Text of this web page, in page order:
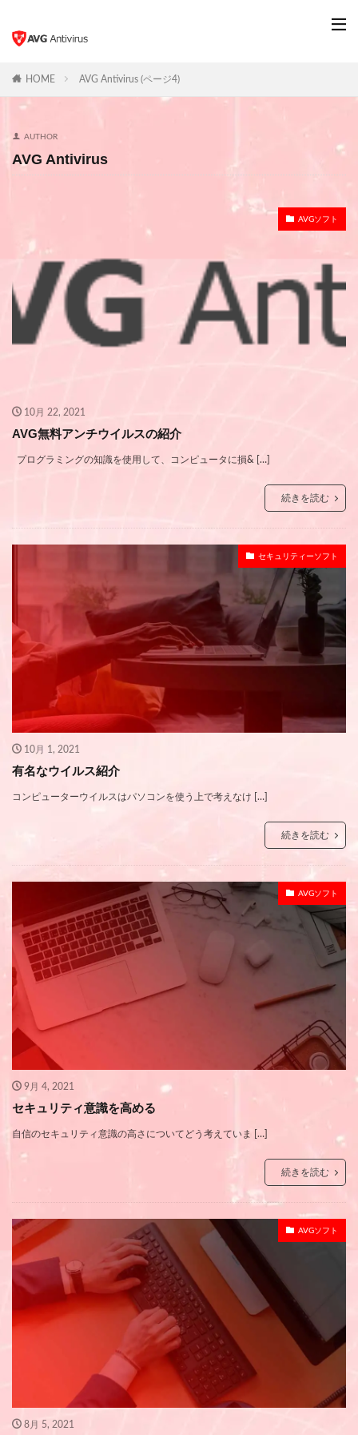
HOME AVG Antivirus (ページ4)
AUTHOR
AVG Antivirus
AVGソフト
10月 22, 2021
AVG無料アンチウイルスの紹介
プログラミングの知識を使用して、コンピュータに損& […]
続きを読む
セキュリティーソフト
10月 1, 2021
有名なウイルス紹介
コンピューターウイルスはパソコンを使う上で考えなけ […]
続きを読む
AVGソフト
9月 4, 2021
セキュリティ意識を高める
自信のセキュリティ意識の高さについてどう考えていま […]
続きを読む
AVGソフト
8月 5, 2021